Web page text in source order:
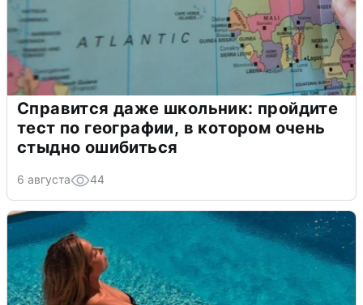
Справится даже школьник: пройдите
тест по географии, в котором очень
стыдно ошибиться
6 августа 44